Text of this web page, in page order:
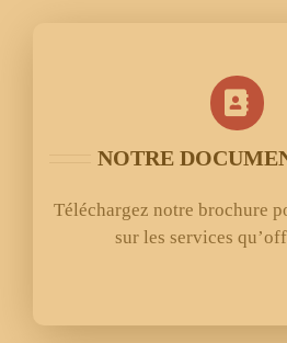
NOTRE
Téléchargez notre brochure
sur les services